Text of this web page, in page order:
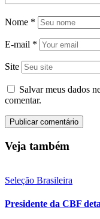
Nome *
E-mail *
Site
Salvar meus dados
comentar.
Veja também
Seleção Brasileira
Presidente da CBF